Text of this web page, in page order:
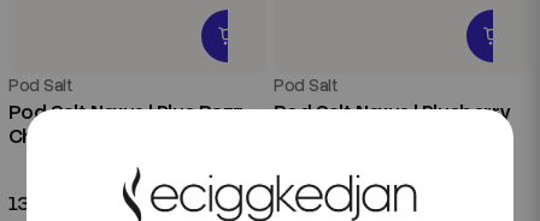
Pod Salt
Pod Salt Nexus | Blue Razz
Cherry Blast | 100ml Shortfill
139 kr
Pod Salt
Pod Salt Nexus | Blueberry
139 kr